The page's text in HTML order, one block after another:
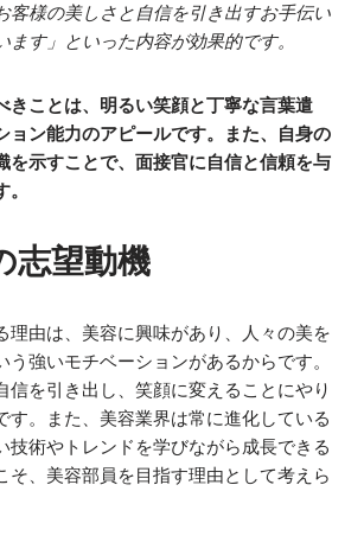
客様の美しさと自信を引き出すお手伝い
ます」といった内容が効果的です。
きことは、明るい笑顔と丁寧な言葉遣
ョン能力のアピールです。また、自身の
を示すことで、面接官に自信と信頼を与
志望動機
理由は、美容に興味があり、人々の美を
う強いモチベーションがあるからです。
信を引き出し、笑顔に変えることにやり
す。また、美容業界は常に進化している
技術やトレンドを学びながら成長できる
そ、美容部員を目指す理由として考えら